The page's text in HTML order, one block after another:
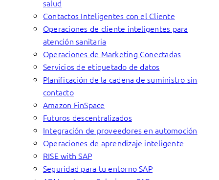
salud
Contactos Inteligentes con el Cliente
Operaciones de cliente inteligentes para
atención sanitaria
Operaciones de Marketing Conectadas
Servicios de etiquetado de datos
Planificación de la cadena de suministro sin
contacto
Amazon FinSpace
Futuros descentralizados
Integración de proveedores en automoción
Operaciones de aprendizaje inteligente
RISE with SAP
Seguridad para tu entorno SAP